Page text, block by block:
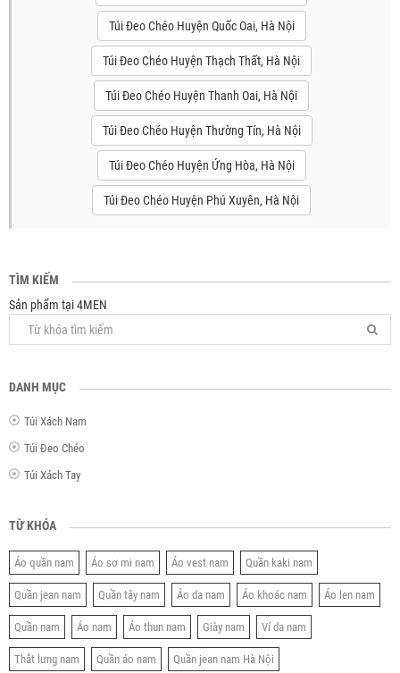
Túi Đeo Chéo Huyện Quốc Oai, Hà Nội
Túi Đeo Chéo Huyện Thạch Thất, Hà Nội
Túi Đeo Chéo Huyện Thanh Oai, Hà Nội
Túi Đeo Chéo Huyện Thường Tín, Hà Nội
Túi Đeo Chéo Huyện Ứng Hòa, Hà Nội
Túi Đeo Chéo Huyện Phú Xuyên, Hà Nội
TÌM KIẾM
Sản phẩm tại 4MEN
DANH MỤC
Túi Xách Nam
Túi Đeo Chéo
Túi Xách Tay
TỪ KHÓA
Áo quần nam Áo sơ mi nam Áo vest nam Quần kaki nam
Quần jean nam Quần tây nam Áo da nam Áo khoác nam Áo len nam
Quần nam Áo nam Áo thun nam Giày nam Ví da nam
Thắt lưng nam Quần áo nam Quần jean nam Hà Nội